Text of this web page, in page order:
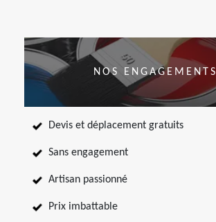
NOS ENGAGEMENTS
Devis et déplacement gratuits
Sans engagement
Artisan passionné
Prix imbattable